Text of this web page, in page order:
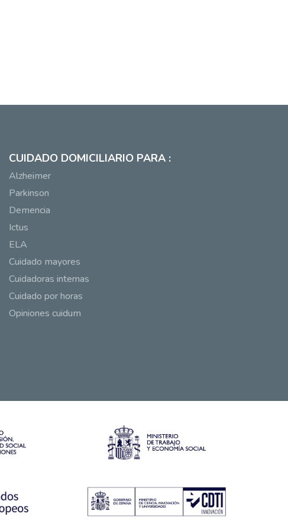
CUIDADO DOMICILIARIO PARA :
Alzheimer
Parkinson
Demencia
Ictus
ELA
Cuidado mayores
Cuidadoras internas
Cuidado por horas
Opiniones cuidum